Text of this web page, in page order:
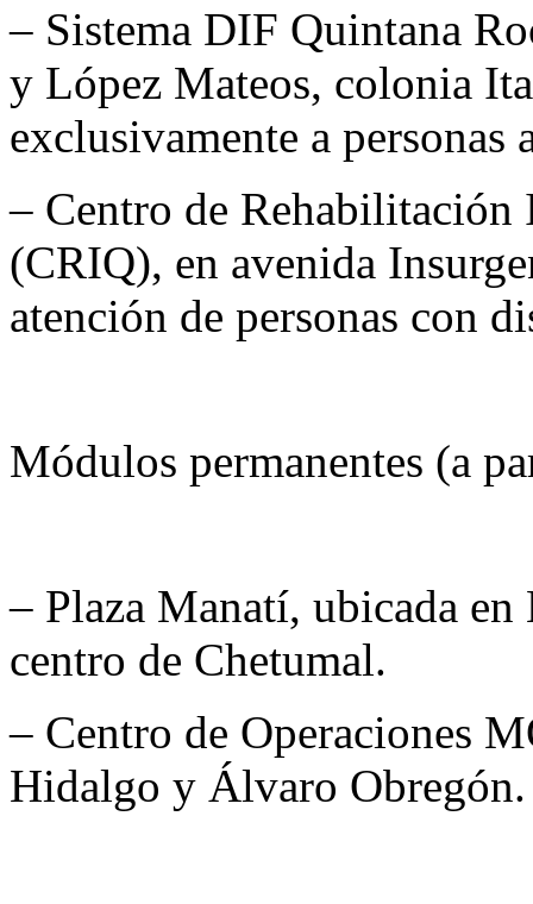
– Sistema DIF Quintana
y López Mateos, colonia
exclusivamente a personas
– Centro de Rehabilitación
(CRIQ), en avenida
atención de personas con
Módulos permanentes (a
– Plaza Manatí, ubicada
centro de Chetumal.
– Centro de Operaciones
Hidalgo y Álvaro Obregón.